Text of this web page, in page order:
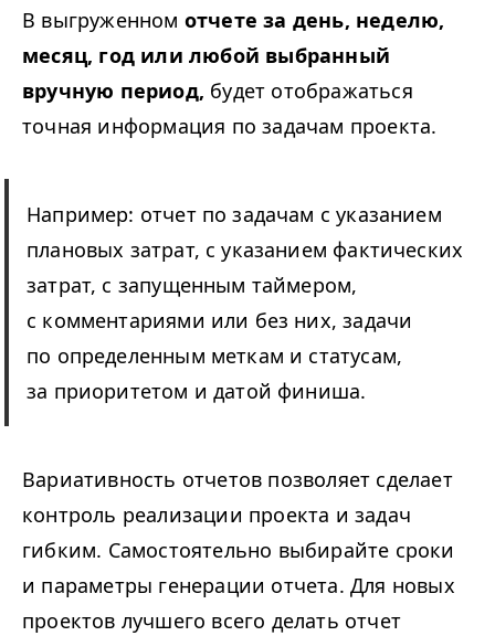
В выгруженном отчете за день, неделю,
месяц, год или любой выбранный
вручную период, будет отображаться
точная информация по задачам проекта.
Например: отчет по задачам с указанием
плановых затрат, с указанием фактических
затрат, с запущенным таймером,
с комментариями или без них, задачи
по определенным меткам и статусам,
за приоритетом и датой финиша.
Вариативность отчетов позволяет сделает
контроль реализации проекта и задач
гибким. Самостоятельно выбирайте сроки
и параметры генерации отчета. Для новых
проектов лучшего всего делать отчет